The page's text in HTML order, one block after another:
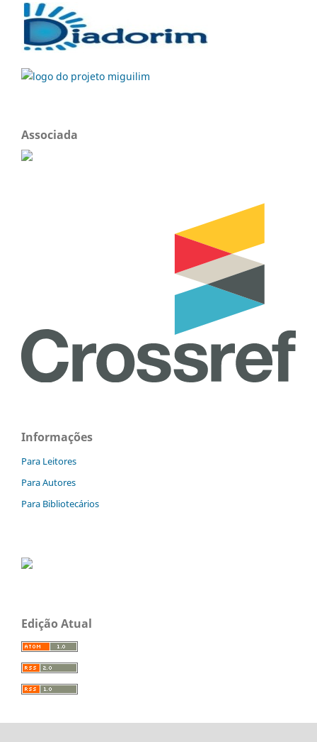
Associada
Informações
Para Leitores
Para Autores
Para Bibliotecários
Edição Atual